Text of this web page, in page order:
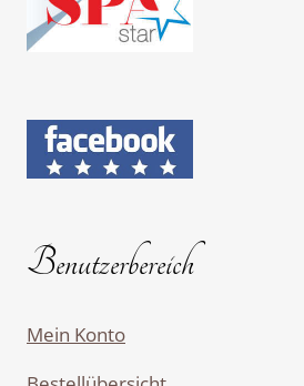
Benutzerbereich
Mein Konto